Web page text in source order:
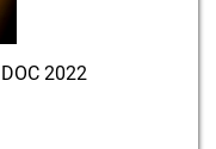
2022